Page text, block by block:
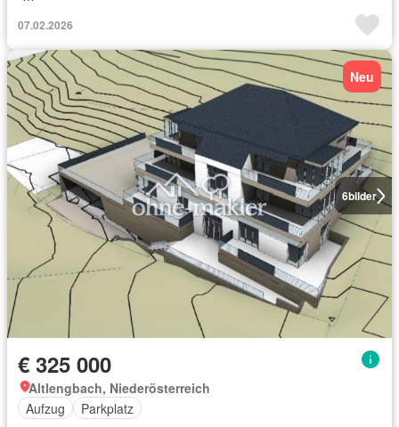
07.02.2026
6bilder
Neu
€ 325 000
Altlengbach, Niederösterreich
Aufzug
Parkplatz